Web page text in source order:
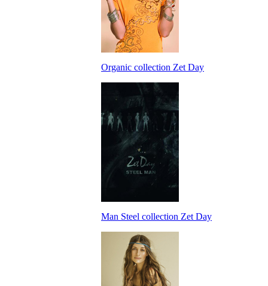
Organic collection Zet Day
Man Steel collection Zet Day